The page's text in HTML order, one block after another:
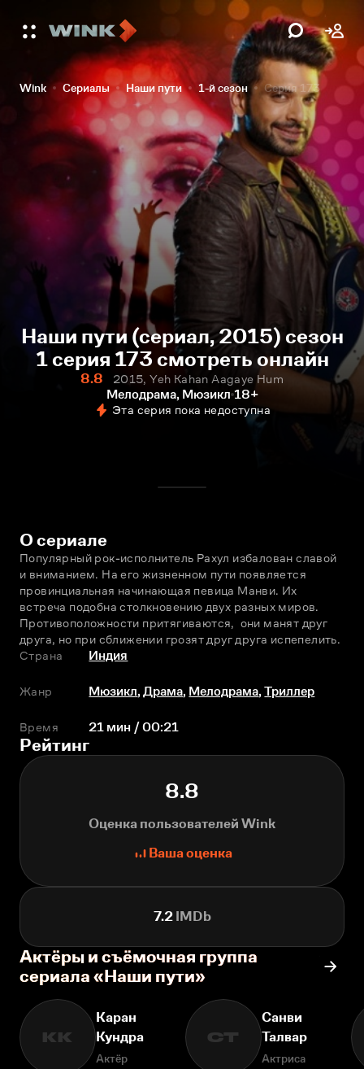
Wink Сериалы Наши пути 1-й сезон Серия 173
Наши пути (сериал, 2015) сезон
1 серия 173 смотреть онлайн
8.8
2015, Yeh Kahan Aagaye Hum
Мелодрама, Мюзикл 18+
Эта серия пока недоступна
О сериале
Популярный рок-исполнитель Рахул избалован славой
и вниманием. На его жизненном пути появляется
провинциальная начинающая певица Манви. Их
встреча подобна столкновению двух разных миров.
Противоположности притягиваются,  они манят друг
друга, но при сближении грозят друг друга испепелить.
Страна
Индия
Жанр Мюзикл,Драма, Мелодрама,Триллер
Время 21 мин / 00:21
Рейтинг
8.8
Оценка пользователей Wink
Ваша оценка
7.2IMDb
Актёры и съёмочная группа
сериала «Наши пути»
КК
Каран
Кундра
Актёр
СТ
Санви
Талвар
Актриса